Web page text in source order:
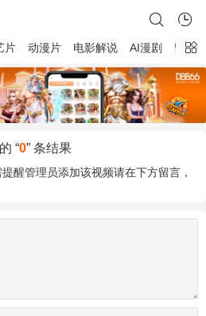
片 动漫片 电影解说 AI漫剧 留言
“0” 条结果
醒管理员添加该视频请在下方留言，